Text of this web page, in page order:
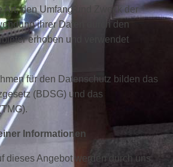
Art, den Umfang und Zweck der
ihrer Daten durch den
erhoben und verwendet
für den Datenschutz bilden das
(BDSG) und das
Informationen
dieses Angebot werden durch uns